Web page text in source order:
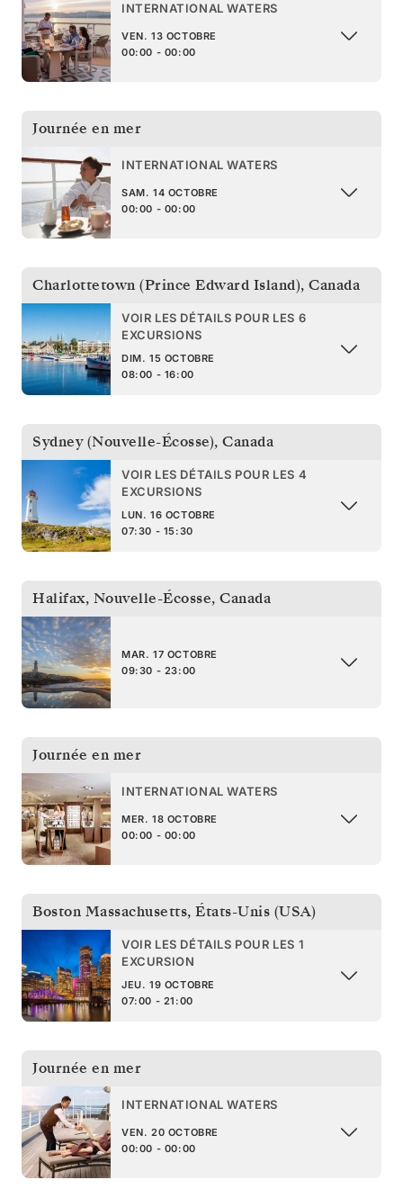
INTERNATIONAL WATERS
VEN. 13 OCTOBRE
00:00 - 00:00
Journée en mer
INTERNATIONAL WATERS
SAM. 14 OCTOBRE
00:00 - 00:00
Charlottetown (Prince Edward Island), Canada
VOIR LES DÉTAILS POUR LES 6
EXCURSIONS
DIM. 15 OCTOBRE
08:00 - 16:00
Sydney (Nouvelle-Écosse), Canada
VOIR LES DÉTAILS POUR LES 4
EXCURSIONS
LUN. 16 OCTOBRE
07:30 - 15:30
Halifax, Nouvelle-Écosse, Canada
MAR. 17 OCTOBRE
09:30 - 23:00
Journée en mer
INTERNATIONAL WATERS
MER. 18 OCTOBRE
00:00 - 00:00
Boston Massachusetts, États-Unis (USA)
VOIR LES DÉTAILS POUR LES 1
EXCURSION
JEU. 19 OCTOBRE
07:00 - 21:00
Journée en mer
INTERNATIONAL WATERS
VEN. 20 OCTOBRE
00:00 - 00:00